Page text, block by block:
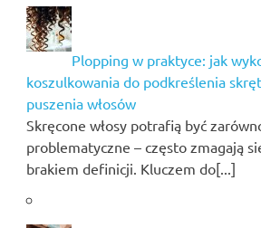
Plopping w praktyce: jak
koszulkowania do podkreślenia
puszenia włosów
Skręcone włosy potrafią być
problematyczne – często zmagają
brakiem definicji. Kluczem do[...]